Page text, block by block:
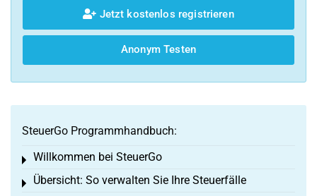
Jetzt kostenlos registrieren
Anonym Testen
SteuerGo Programmhandbuch:
Willkommen bei SteuerGo
Toggle menu
Übersicht: So verwalten Sie Ihre Steuerfälle
Toggle menu